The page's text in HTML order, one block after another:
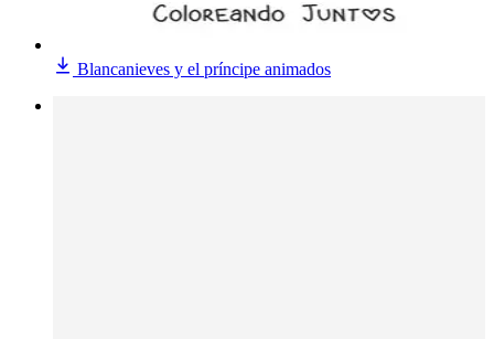
Blancanieves y el príncipe animados